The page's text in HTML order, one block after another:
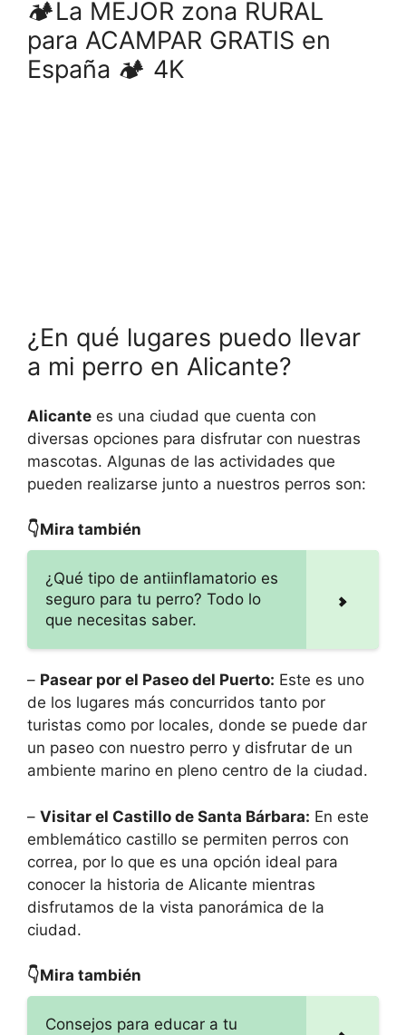
🏕️La MEJOR zona RURAL
para ACAMPAR GRATIS en
España 🏕️ 4K
¿En qué lugares puedo llevar
a mi perro en Alicante?
Alicante es una ciudad que cuenta con
diversas opciones para disfrutar con nuestras
mascotas. Algunas de las actividades que
pueden realizarse junto a nuestros perros son:
👇Mira también
¿Qué tipo de antiinflamatorio es
seguro para tu perro? Todo lo
que necesitas saber.
– Pasear por el Paseo del Puerto: Este es uno
de los lugares más concurridos tanto por
turistas como por locales, donde se puede dar
un paseo con nuestro perro y disfrutar de un
ambiente marino en pleno centro de la ciudad.
– Visitar el Castillo de Santa Bárbara: En este
emblemático castillo se permiten perros con
correa, por lo que es una opción ideal para
conocer la historia de Alicante mientras
disfrutamos de la vista panorámica de la
ciudad.
👇Mira también
Consejos para educar a tu